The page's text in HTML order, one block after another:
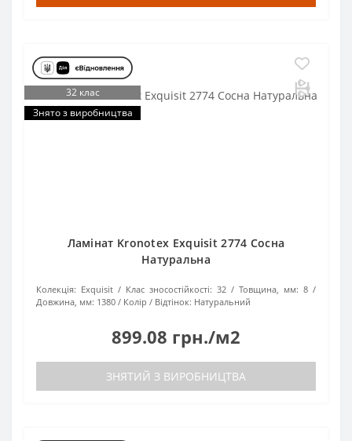
32 клас
Знято з виробництва
Ламінат Kronotex Exquisit 2774 Сосна
Натуральна
Колекція: Exquisit Клас зносостійкості: 32 Товщина, мм: 8
Довжина, мм: 1380 Колір / Відтінок: Натуральний
899.08 грн./м2
ЗНЯТИЙ З ВИРОБНИЦТВА